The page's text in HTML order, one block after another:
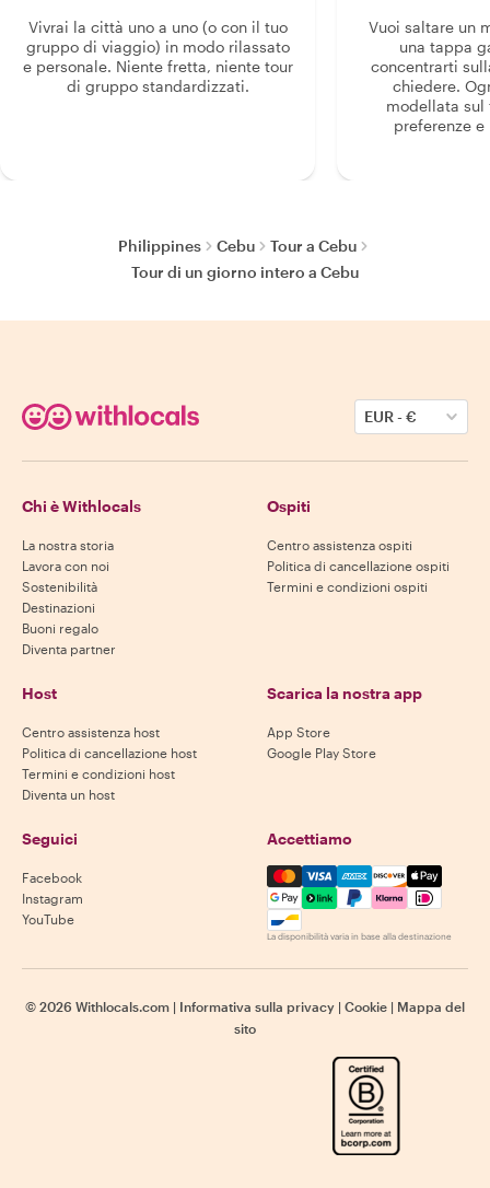
Vivrai la città uno a uno (o con il tuo
gruppo di viaggio) in modo rilassato
e personale. Niente fretta, niente tour
di gruppo standardizzati.
Vuoi saltare un
una tappa
concentrarti
chiedere.
modellata sul
preferenze
Philippines Cebu
Tour a Cebu
Tour di un giorno intero a Cebu
EUR-€
Chi è Withlocals
La nostra storia
Lavora con noi
Sostenibilità
Destinazioni
Buoni regalo
Diventa partner
Ospiti
Centro assistenza ospiti
Politica di cancellazione ospiti
Termini e condizioni ospiti
Host
Centro assistenza host
Politica di cancellazione host
Termini e condizioni host
Diventa un host
Scarica la nostra app
App Store
Google Play Store
Seguici
Facebook
Instagram
YouTube
Accettiamo
Mastercard, Visa, Amex,
La disponibilità varia in base alla destinazione
© 2026 Withlocals.com | Informativa sulla privacy | Cookie | Mappa del
sito